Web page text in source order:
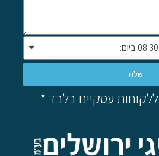
שלח
ללקוחות עסקיים בלבד *